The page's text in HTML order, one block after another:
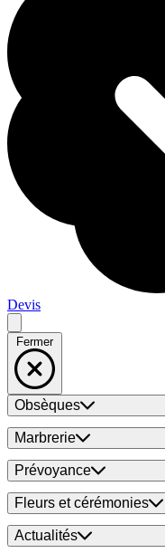
Devis
Fermer
Obsèques
Marbrerie
Prévoyance
Fleurs et cérémonies
Actualités